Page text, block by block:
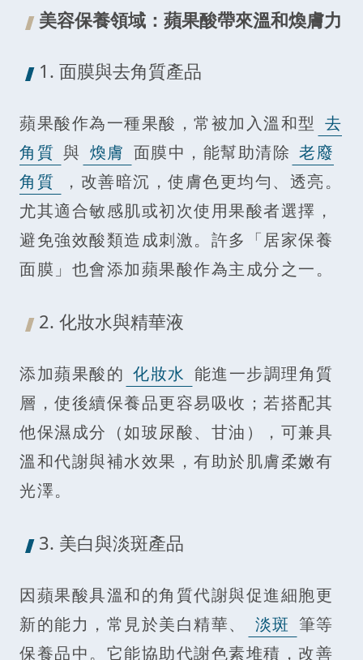
美容保養領域：蘋果酸帶來溫和煥膚力
1. 面膜與去角質產品
蘋果酸作為一種果酸，常被加入溫和型 去
角質 與 煥膚 面膜中，能幫助清除 老廢
角質
，改善暗沉，使膚色更均勻、透亮。
尤其適合敏感肌或初次使用果酸者選擇，
避免強效酸類造成刺激。許多「居家保養
面膜」也會添加蘋果酸作為主成分之一。
2. 化妝水與精華液
添加蘋果酸的 化妝水 能進一步調理角質
層，使後續保養品更容易吸收；若搭配其
他保濕成分（如玻尿酸、甘油），可兼具
溫和代謝與補水效果，有助於肌膚柔嫩有
光澤。
3. 美白與淡斑產品
因蘋果酸具溫和的角質代謝與促進細胞更
新的能力，常見於美白精華、
淡斑 筆等
保養品中。它能協助代謝色素堆積，改善